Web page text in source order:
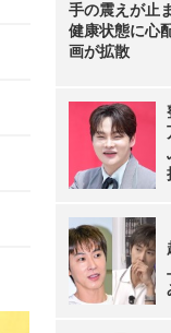
手の震えが止
健康状態に心
画が拡散